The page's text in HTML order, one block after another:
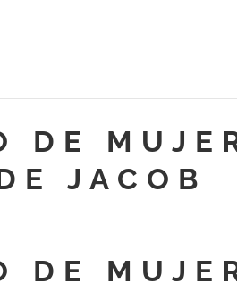
DE
JACOB
DE